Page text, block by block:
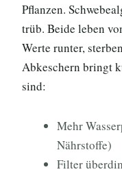
Pflanzen.
trüb. Beide leben
Werte runter,
Abkeschern bringt
sind:
Mehr
Nährstoffe)
Filter